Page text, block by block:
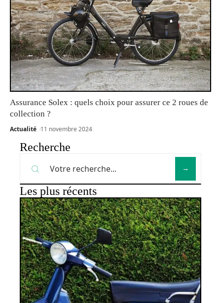
Assurance Solex : quels choix pour assurer ce 2 roues de
collection ?
Actualité 11 novembre 2024
Recherche
Les plus récents